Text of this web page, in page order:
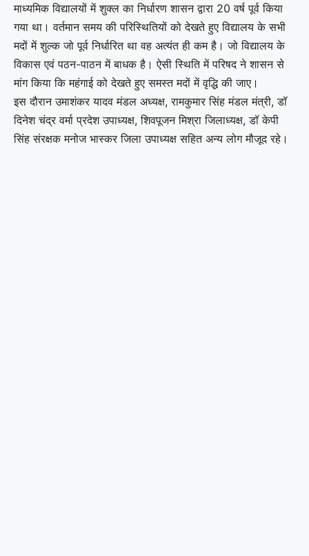
माध्यमिक विद्यालयों में शुक्ल का निर्धारण शासन द्वारा 20 वर्ष पूर्व किया
गया था। वर्तमान समय की परिस्थितियों को देखते हुए विद्यालय के सभी
मदों में शुल्क जो पूर्व निर्धारित था वह अत्यंत ही कम है। जो विद्यालय के
विकास एवं पठन-पाठन में बाधक है। ऐसी स्थिति में परिषद ने शासन से
मांग किया कि महंगाई को देखते हुए समस्त मदों में वृद्धि की जाए।
इस दौरान उमाशंकर यादव मंडल अध्यक्ष, रामकुमार सिंह मंडल मंत्री, डॉ
दिनेश चंद्र वर्मा प्रदेश उपाध्यक्ष, शिवपूजन मिश्रा जिलाध्यक्ष, डॉ केपी
सिंह संरक्षक मनोज भास्कर जिला उपाध्यक्ष सहित अन्य लोग मौजूद रहे।